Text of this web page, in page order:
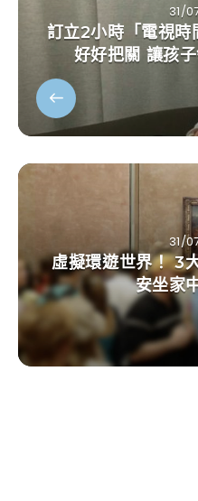
31/
訂立2小時「電視
好好把關 讓孩
31/
虛擬環遊世界！ 3
安坐家